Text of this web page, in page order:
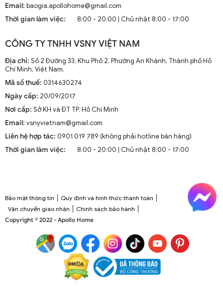
Email: baogia.apollohome@gmail.com
Thời gian làm việc:
8:00 - 20:00 | Chủ nhật 8:00 - 17:00
CÔNG TY TNHH VSNY VIỆT NAM
Địa chỉ: Số 2 Đường 33, Khu Phố 2, Phường An Khánh, Thành phố Hồ
Chí Minh, Việt Nam.
Mã số thuế: 0314630274
Ngày cấp: 20/09/2017
Nơi cấp: Sở KH và ĐT TP. Hồ Chí Minh
Email: vsnyvietnam@gmail.com
Liên hệ hợp tác: 0901 019 789 (không phải hotline bán hàng)
Thời gian làm việc:
8:00 - 20:00 | Chủ nhật 8:00 - 17:00
Bảo mật thông tin
Quy định và hình thức thanh toán
Vận chuyển giao nhận
Chính sách bảo hành
Copyright © 2022 - Apollo Home